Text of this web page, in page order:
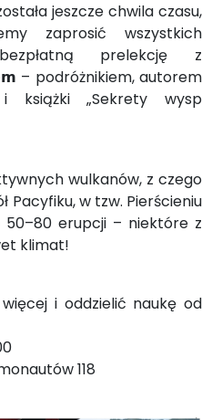
jeszcze chwila czasu,
zaprosić wszystkich
prelekcję z
– podróżnikiem, autorem
książki „Sekrety wysp
wulkanów, z czego
Pacyfiku, w tzw. Pierścieniu
erupcji – niektóre z
klimat!
i oddzielić naukę od
118